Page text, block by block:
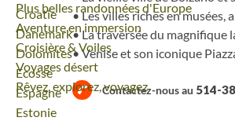
Voyage
Croatie
Voyage
Danemark
Voyage
Dolomites
Voyage
Ecosse
Voyage
Espagne
Voyage
Estonie
Plus belles randonnées d'Europe
Aventure en immersion
Croisière & Voiles
Voyages désert
Rêvez, explorez, voyagez
Les villes riches en
La traversée du magnifique
Venise et son iconique
Contactez-nous au 514-